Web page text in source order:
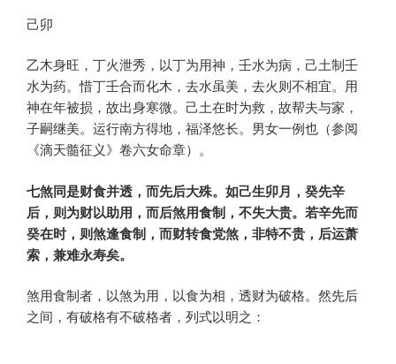
己卯
乙木身旺，丁火泄秀，以丁为用神，壬水为病，己土制壬
水为药。惜丁壬合而化木，去水虽美，去火则不相宜。用
神在年被损，故出身寒微。己土在时为救，故帮夫与家，
子嗣继美。运行南方得地，福泽悠长。男女一例也（参阅
《滴天髓征义》卷六女命章）。
七煞同是财食并透，而先后大殊。如己生卯月，癸先辛
后，则为财以助用，而后煞用食制，不失大贵。若辛先而
癸在时，则煞逢食制，而财转食党煞，非特不贵，后运萧
索，兼难永寿矣。
煞用食制者，以煞为用，以食为相，透财为破格。然先后
之间，有破格有不破格者，列式以明之：